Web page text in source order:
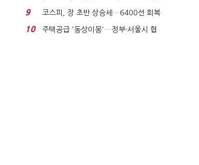
격…추미애, 20년...
9
코스피, 장 초반 상승세…6400선 회복
시도
10
주택공급 '동상이몽'…정부·서울시 협